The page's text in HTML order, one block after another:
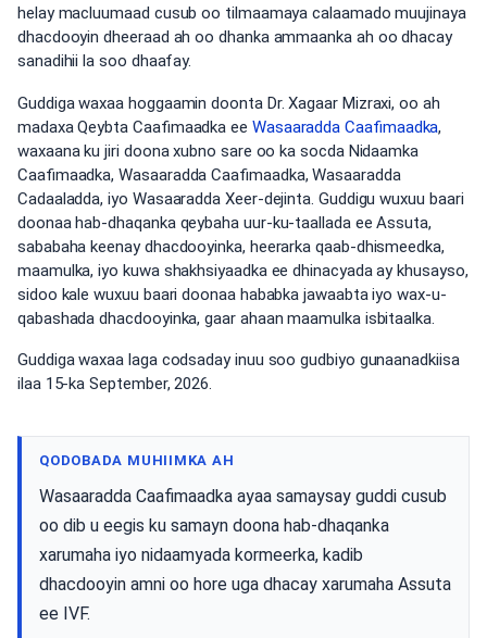
helay macluumaad cusub oo tilmaamaya calaamado muujinaya
dhacdooyin dheeraad ah oo dhanka ammaanka ah oo dhacay
sanadihii la soo dhaafay.
Guddiga waxaa hoggaamin doonta Dr. Xagaar Mizraxi, oo ah
madaxa Qeybta Caafimaadka ee Wasaaradda Caafimaadka,
waxaana ku jiri doona xubno sare oo ka socda Nidaamka
Caafimaadka, Wasaaradda Caafimaadka, Wasaaradda
Cadaaladda, iyo Wasaaradda Xeer-dejinta. Guddigu wuxuu baari
doonaa hab-dhaqanka qeybaha uur-ku-taallada ee Assuta,
sababaha keenay dhacdooyinka, heerarka qaab-dhismeedka,
maamulka, iyo kuwa shakhsiyaadka ee dhinacyada ay khusayso,
sidoo kale wuxuu baari doonaa hababka jawaabta iyo wax-u-
qabashada dhacdooyinka, gaar ahaan maamulka isbitaalka.
Guddiga waxaa laga codsaday inuu soo gudbiyo gunaanadkiisa
ilaa 15-ka September, 2026.
QODOBADA MUHIIMKA AH
Wasaaradda Caafimaadka ayaa samaysay guddi cusub
oo dib u eegis ku samayn doona hab-dhaqanka
xarumaha iyo nidaamyada kormeerka, kadib
dhacdooyin amni oo hore uga dhacay xarumaha Assuta
ee IVF.